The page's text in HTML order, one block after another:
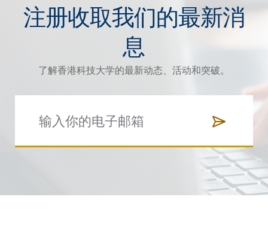
注册收取我们的最新消
息
了解香港科技大学的最新动态、活动和突破。